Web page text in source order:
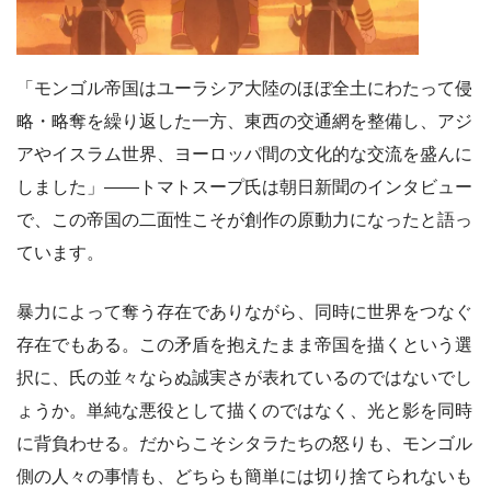
「モンゴル帝国はユーラシア大陸のほぼ全土にわたって侵
略・略奪を繰り返した一方、東西の交通網を整備し、アジ
アやイスラム世界、ヨーロッパ間の文化的な交流を盛んに
しました」――トマトスープ氏は朝日新聞のインタビュー
で、この帝国の二面性こそが創作の原動力になったと語っ
ています。
暴力によって奪う存在でありながら、同時に世界をつなぐ
存在でもある。この矛盾を抱えたまま帝国を描くという選
択に、氏の並々ならぬ誠実さが表れているのではないでし
ょうか。単純な悪役として描くのではなく、光と影を同時
に背負わせる。だからこそシタラたちの怒りも、モンゴル
側の人々の事情も、どちらも簡単には切り捨てられないも